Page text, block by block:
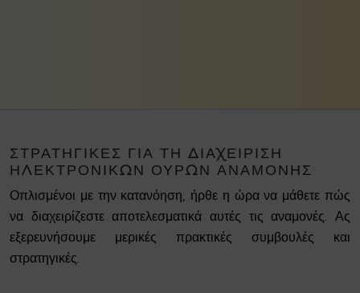
ΣΤΡΑΤΗΓΙΚΈΣ ΓΙΑ ΤΗ ΔΙΑΧΕΊΡΙΣΗ
ΗΛΕΚΤΡΟΝΙΚΏΝ ΟΥΡΏΝ ΑΝΑΜΟΝΉΣ
Οπλισμένοι με την κατανόηση, ήρθε η ώρα να μάθετε πώς
να διαχειρίζεστε αποτελεσματικά αυτές τις αναμονές. Ας
εξερευνήσουμε μερικές πρακτικές συμβουλές και
στρατηγικές.